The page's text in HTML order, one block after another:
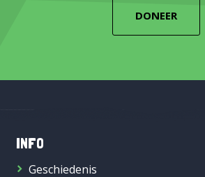
DONEER
INFO
Geschiedenis